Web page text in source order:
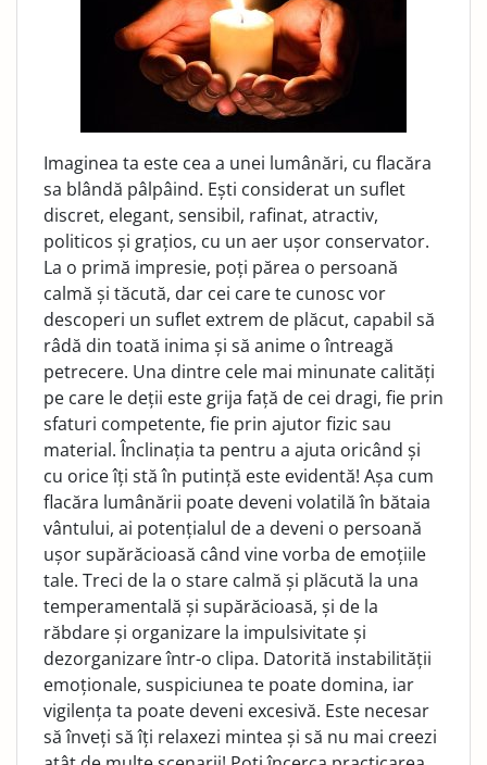
Imaginea ta este cea a unei lumânări, cu flacăra
sa blândă pâlpâind. Ești considerat un suflet
discret, elegant, sensibil, rafinat, atractiv,
politicos și grațios, cu un aer ușor conservator.
La o primă impresie, poți părea o persoană
calmă și tăcută, dar cei care te cunosc vor
descoperi un suflet extrem de plăcut, capabil să
râdă din toată inima și să anime o întreagă
petrecere. Una dintre cele mai minunate calități
pe care le deții este grija față de cei dragi, fie prin
sfaturi competente, fie prin ajutor fizic sau
material. Înclinația ta pentru a ajuta oricând și
cu orice îți stă în putință este evidentă! Așa cum
flacăra lumânării poate deveni volatilă în bătaia
vântului, ai potențialul de a deveni o persoană
ușor supărăcioasă când vine vorba de emoțiile
tale. Treci de la o stare calmă și plăcută la una
temperamentală și supărăcioasă, și de la
răbdare și organizare la impulsivitate și
dezorganizare într-o clipa. Datorită instabilității
emoționale, suspiciunea te poate domina, iar
vigilența ta poate deveni excesivă. Este necesar
să înveți să îți relaxezi mintea și să nu mai creezi